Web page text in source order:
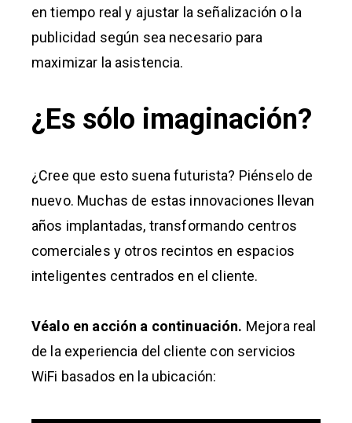
en tiempo real y ajustar la señalización o la
publicidad según sea necesario para
maximizar la asistencia.
¿Es sólo imaginación?
¿Cree que esto suena futurista? Piénselo de
nuevo. Muchas de estas innovaciones llevan
años implantadas, transformando centros
comerciales y otros recintos en espacios
inteligentes centrados en el cliente.
Véalo en acción a continuación. Mejora real
de la experiencia del cliente con servicios
WiFi basados en la ubicación: